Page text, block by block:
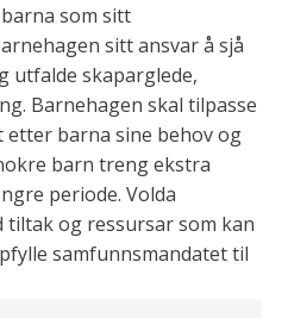
som sitt
sitt ansvar å sjå
utfalde skaparglede,
Barnehagen skal tilpasse
barna sine behov og
barn treng ekstra
periode. Volda
tiltak og ressursar som kan
samfunnsmandatet til